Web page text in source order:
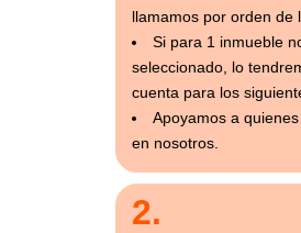
llamamos por orden de
Si para 1 inmueble
seleccionado, lo
cuenta para los
Apoyamos a
en nosotros.
2.